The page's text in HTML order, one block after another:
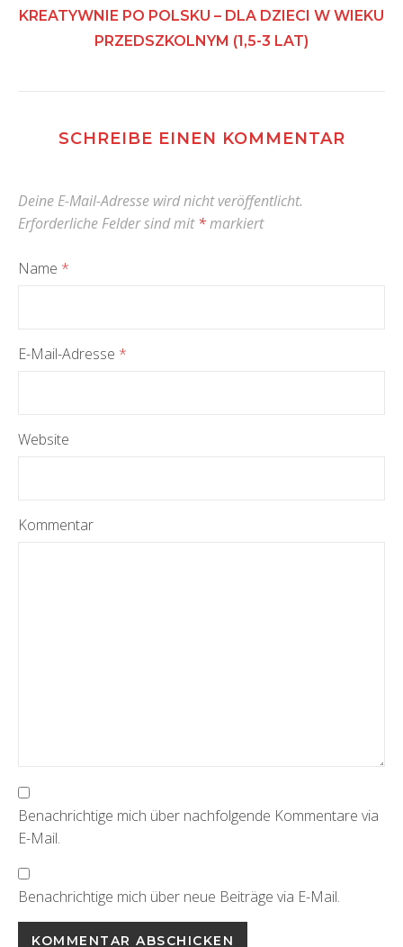
KREATYWNIE PO POLSKU – DLA DZIECI W WIEKU
PRZEDSZKOLNYM (1,5-3 LAT)
SCHREIBE EINEN KOMMENTAR
Deine E-Mail-Adresse wird nicht veröffentlicht.
Erforderliche Felder sind mit*markiert
Name *
E-Mail-Adresse *
Website
Kommentar
Benachrichtige mich über nachfolgende Kommentare via
E-Mail.
Benachrichtige mich über neue Beiträge via E-Mail.